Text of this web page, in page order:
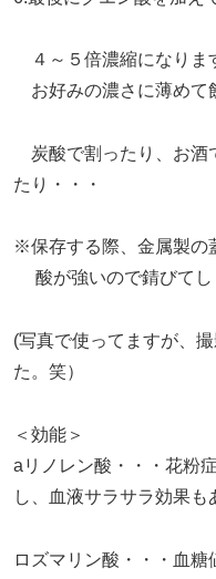
４～５倍濃縮になりま
お好みの濃さに薄めて
炭酸で割ったり、お酒
たり・・・
※保存する際、金属製の
酸が強いので錆びてし
(写真で使ってますが、
た。笑）
＜効能＞
aリノレン酸・・・花粉
し、血液サラサラ効果も
ロズマリン酸・・・血